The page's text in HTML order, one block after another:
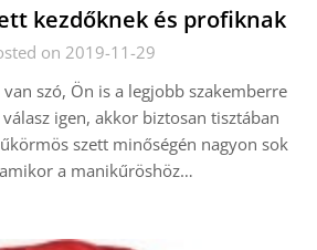
kezdőknek és profiknak
on 2019-11-29
szó, Ön is a legjobb szakemberre
válasz igen, akkor biztosan tisztában
szett minőségén nagyon sok
a manikűröshöz…